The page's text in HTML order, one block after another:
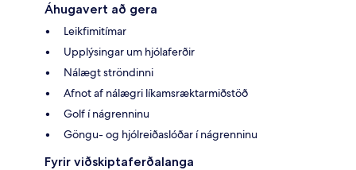
Áhugavert að gera
Leikfimitímar
Upplýsingar um hjólaferðir
Nálægt ströndinni
Afnot af nálægri líkamsræktarmiðstöð
Golf í nágrenninu
Göngu- og hjólreiðaslóðar í nágrenninu
Fyrir viðskiptaferðalanga